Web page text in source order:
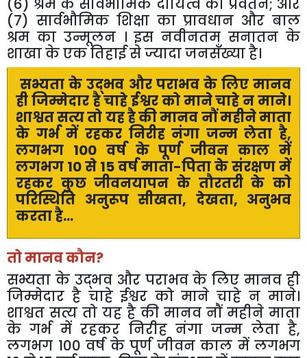
(6) श्रम के सार्वभौमिक दायित्व का प्रवर्तन; और
(7) सार्वभौमिक शिक्षा का प्रावधान और बाल
श्रम का उन्मूलन । इस नवीनतम सनातन के
शाखा के एक तिहाई से ज्यादा जनसँख्या है।
सभ्यता के उद्भव और पराभव के लिए मानव
ही जिम्मेदार है चाहे ईश्वर को माने चाहे न माने।
शाश्वत सत्य तो यह है की मानव नौं महीने माता
के गर्भ में रहकर निरीह नंगा जन्म लेता है,
लगभग 100 वर्ष के पूर्ण जीवन काल में
लगभग 10 से 15 वर्ष माता-पिता के संरक्षण में
रहकर कुछ जीवनयापन के तौरतरी के को
परिस्थिति अनुरूप सीखता, देखता, अनुभव
करता है...
तो मानव कौन?
सभ्यता के उद्भव और पराभव के लिए मानव ही
जिम्मेदार है चाहे ईश्वर को माने चाहे न माने।
शाश्वत सत्य तो यह है की मानव नौं महीने माता
के गर्भ में रहकर निरीह नंगा जन्म लेता है,
लगभग 100 वर्ष के पूर्ण जीवन काल में लगभग